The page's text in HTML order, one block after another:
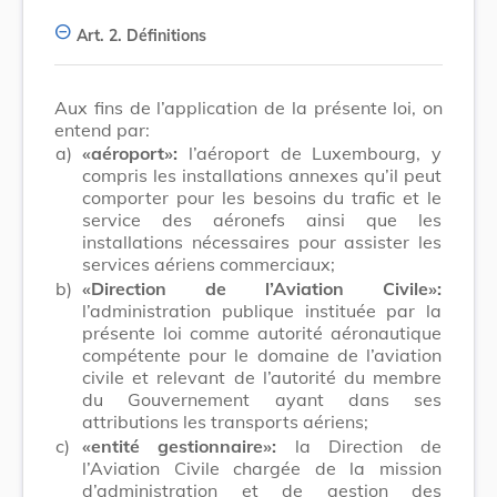
Art. 2. Définitions
Aux fins de l’application de la présente loi, on
entend par:
a) «aéroport»: l’aéroport de Luxembourg, y
compris les installations annexes qu’il peut
comporter pour les besoins du trafic et le
service des aéronefs ainsi que les
installations nécessaires pour assister les
services aériens commerciaux;
b) «Direction de l’Aviation Civile»:
l’administration publique instituée par la
présente loi comme autorité aéronautique
compétente pour le domaine de l’aviation
civile et relevant de l’autorité du membre
du Gouvernement ayant dans ses
attributions les transports aériens;
c) «entité gestionnaire»: la Direction de
l’Aviation Civile chargée de la mission
d’administration et de gestion des